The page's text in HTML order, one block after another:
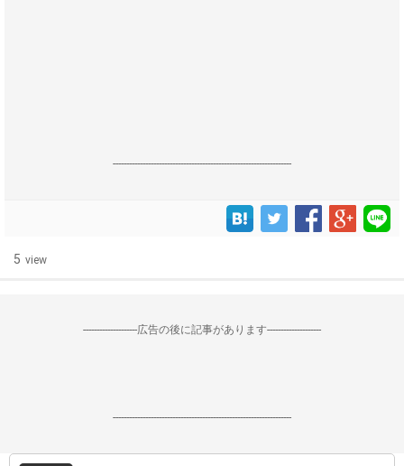
------------------------------------------------------------------
5 view
--------------------広告の後に記事があります--------------------
------------------------------------------------------------------